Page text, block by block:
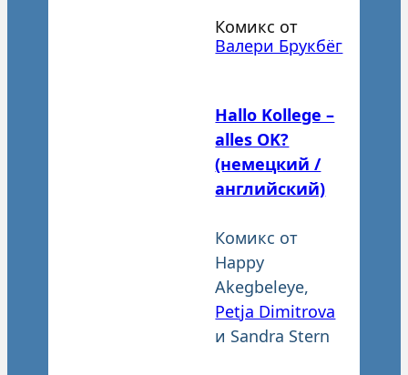
Комикс от
Валери Брукбёг
Hallo Kollege –
alles OK?
(немецкий /
английский)
Комикс от
Happy
Akegbeleye,
Petja Dimitrova
и Sandra Stern